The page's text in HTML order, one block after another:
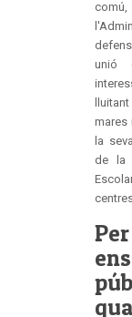
unió
mares
la
de la